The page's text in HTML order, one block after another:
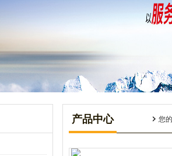
产品中心 您